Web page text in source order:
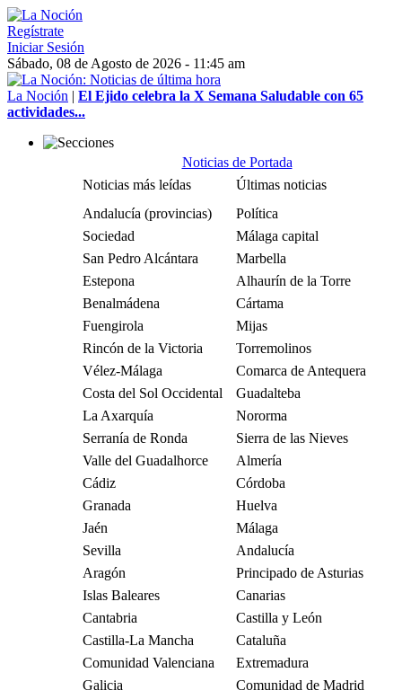
Regístrate
Iniciar Sesión
Sábado, 08 de Agosto de 2026 - 11:45 am
La Noción | El Ejido celebra la X Semana Saludable con 65
actividades...
Noticias de Portada
Noticias más leídas
Últimas noticias
Andalucía (provincias)
Política
Sociedad
Málaga capital
San Pedro Alcántara
Marbella
Estepona
Alhaurín de la Torre
Benalmádena
Cártama
Fuengirola
Mijas
Rincón de la Victoria
Torremolinos
Vélez-Málaga
Comarca de Antequera
Costa del Sol Occidental
Guadalteba
La Axarquía
Nororma
Serranía de Ronda
Sierra de las Nieves
Valle del Guadalhorce
Almería
Cádiz
Córdoba
Granada
Huelva
Jaén
Málaga
Sevilla
Andalucía
Aragón
Principado de Asturias
Islas Baleares
Canarias
Cantabria
Castilla y León
Castilla-La Mancha
Cataluña
Comunidad Valenciana
Extremadura
Galicia
Comunidad de Madrid